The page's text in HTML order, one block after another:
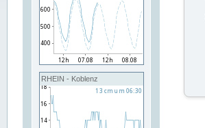
RHEIN - Koblenz